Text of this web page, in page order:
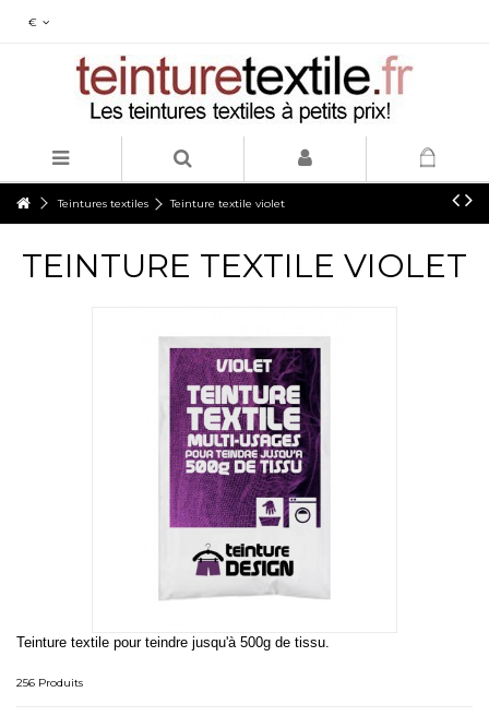
€
Teintures textiles Teinture textile violet
TEINTURE TEXTILE VIOLET
Teinture textile pour teindre jusqu'à 500g de tissu.
256 Produits